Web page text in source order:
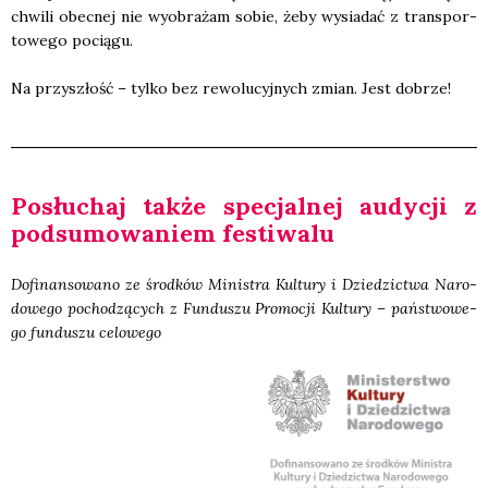
chwi­li obec­nej nie wyobra­żam sobie, żeby wysia­dać z trans­por­
to­we­go pocią­gu.
Na przy­szłość – tyl­ko bez rewo­lu­cyj­nych zmian. Jest dobrze!
Posłu­chaj tak­że spe­cjal­nej audy­cji z
pod­su­mo­wa­niem festi­wa­lu
Dofi­nan­so­wa­no ze środ­ków Mini­stra Kul­tu­ry i Dzie­dzic­twa Naro­
do­we­go pocho­dzą­cych z Fun­du­szu Pro­mo­cji Kul­tu­ry – pań­stwo­we­
go fun­du­szu celo­we­go